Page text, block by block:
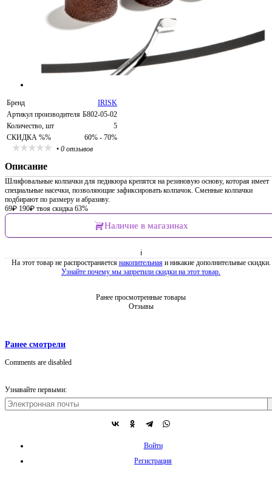
Бренд
IRISK
Артикул производителя Б802-05-02
Количество, шт
5
СКИДКА %%
60% - 70%
• 0 отзывов
Описание
Шлифовальные колпачки для педикюра крепятся на резиновую основу, которая имеет
специальные насечки, позволяющие зафиксировать колпачок. Сменные колпачки
подбирают по размеру и абразиву.
69₽ 190₽ твоя скидка 63%
Наличие в магазинах
ℹ
На этот товар не распространяется накопительнаяи никакие дополнительные скидки.
Узнайте почему мы запретили скидки на этот товар.
Ранее просмотренные товары
Отзывы
Ранее смотрели
Comments are disabled
Узнавайте первыми:
Войти
Регистрация